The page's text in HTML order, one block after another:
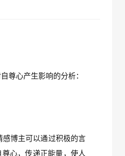
尊心产生影响的分析：
感博主可以通过积极的言
心，传递正能量，使人